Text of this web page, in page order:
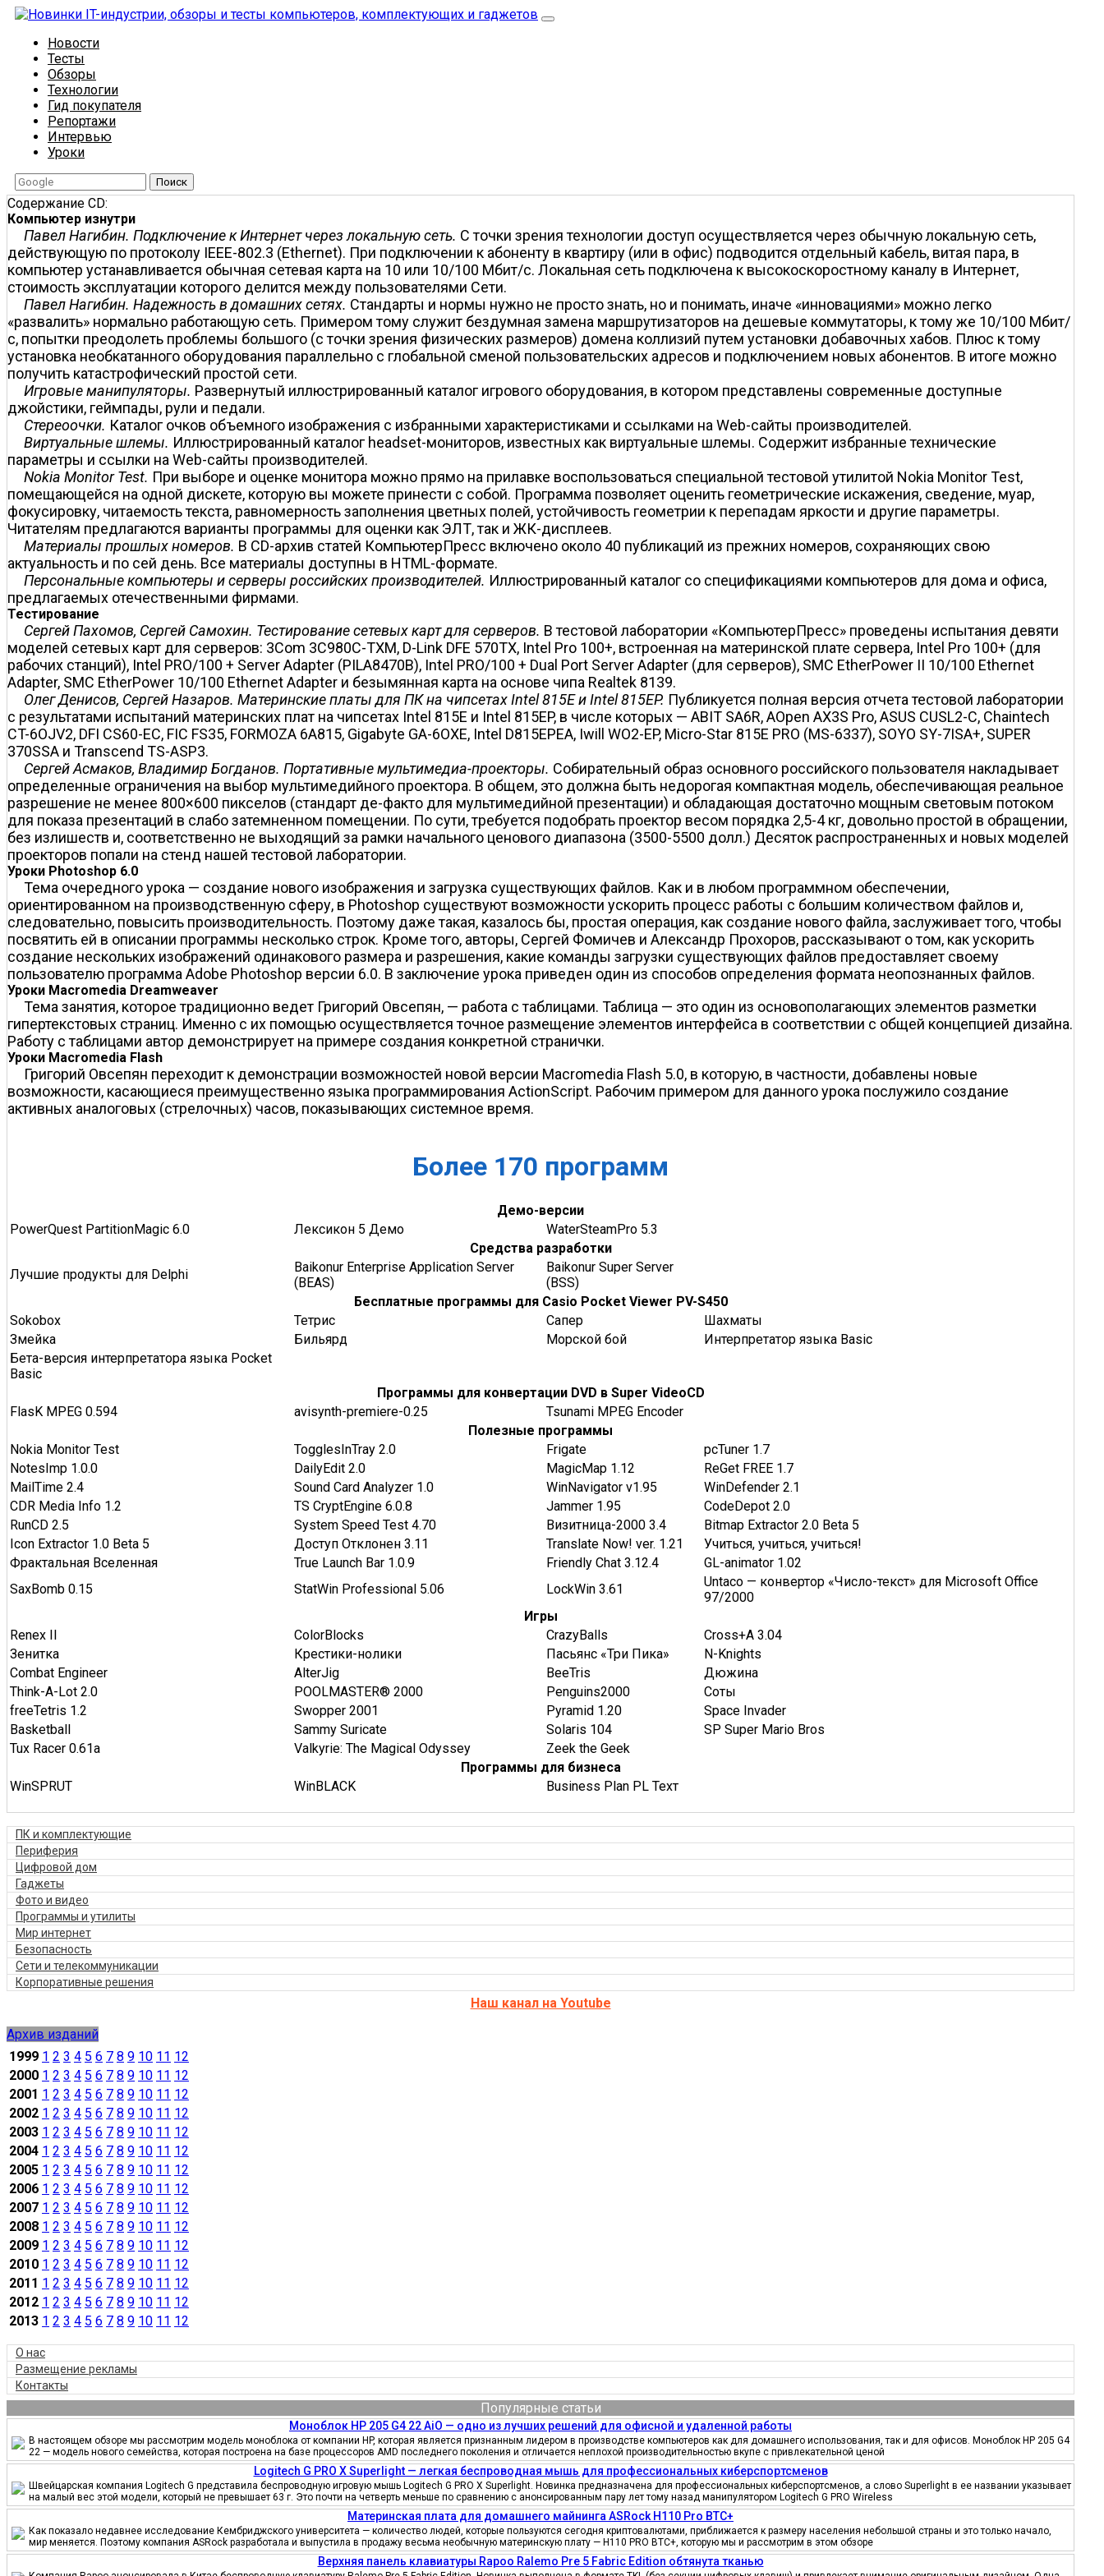
Новости
Тесты
Обзоры
Технологии
Гид покупателя
Репортажи
Интервью
Уроки
Поиск
Содержание CD:
Компьютер изнутри
Павел Нагибин. Подключение к Интернет через локальную сеть. С точки зрения технологии доступ осуществляется через обычную локальную сеть,
действующую по протоколу IEEE-802.3 (Ethernet). При подключении к абоненту в квартиру (или в офис) подводится отдельный кабель, витая пара, в
компьютер устанавливается обычная сетевая карта на 10 или 10/100 Мбит/с. Локальная сеть подключена к высокоскоростному каналу в Интернет,
стоимость эксплуатации которого делится между пользователями Сети.
Павел Нагибин. Надежность в домашних сетях. Стандарты и нормы нужно не просто знать, но и понимать, иначе «инновациями» можно легко
«развалить» нормально работающую сеть. Примером тому служит бездумная замена маршрутизаторов на дешевые коммутаторы, к тому же 10/100 Мбит/
с, попытки преодолеть проблемы большого (с точки зрения физических размеров) домена коллизий путем установки добавочных хабов. Плюс к тому
установка необкатанного оборудования параллельно с глобальной сменой пользовательских адресов и подключением новых абонентов. В итоге можно
получить катастрофический простой сети.
Игровые манипуляторы. Развернутый иллюстрированный каталог игрового оборудования, в котором представлены современные доступные
джойстики, геймпады, рули и педали.
Стереоочки. Каталог очков объемного изображения с избранными характеристиками и ссылками на Web-сайты производителей.
Виртуальные шлемы. Иллюстрированный каталог headset-мониторов, известных как виртуальные шлемы. Содержит избранные технические
параметры и ссылки на Web-сайты производителей.
Nokia Monitor Test. При выборе и оценке монитора можно прямо на прилавке воспользоваться специальной тестовой утилитой Nokia Monitor Test,
помещающейся на одной дискете, которую вы можете принести с собой. Программа позволяет оценить геометрические искажения, сведение, муар,
фокусировку, читаемость текста, равномерность заполнения цветных полей, устойчивость геометрии к перепадам яркости и другие параметры.
Читателям предлагаются варианты программы для оценки как ЭЛТ, так и ЖК-дисплеев.
Материалы прошлых номеров. В CD-архив статей КомпьютерПресс включено около 40 публикаций из прежних номеров, сохраняющих свою
актуальность и по сей день. Все материалы доступны в HTML-формате.
Персональные компьютеры и серверы российских производителей. Иллюстрированный каталог со спецификациями компьютеров для дома и офиса,
предлагаемых отечественными фирмами.
Тестирование
Сергей Пахомов, Сергей Самохин. Тестирование сетевых карт для серверов. В тестовой лаборатории «КомпьютерПресс» проведены испытания девяти
моделей сетевых карт для серверов: 3Com 3C980C-TXM, D-Link DFE 570TX, Intel Pro 100+, встроенная на материнской плате сервера, Intel Pro 100+ (для
рабочих станций), Intel PRO/100 + Server Adapter (PILA8470B), Intel PRO/100 + Dual Port Server Adapter (для серверов), SMC EtherPower II 10/100 Ethernet
Adapter, SMC EtherPower 10/100 Ethernet Adapter и безымянная карта на основе чипа Realtek 8139.
Олег Денисов, Сергей Назаров. Материнские платы для ПК на чипсетах Intel 815E и Intel 815EP. Публикуется полная версия отчета тестовой лаборатории
с результатами испытаний материнских плат на чипсетах Intel 815E и Intel 815EP, в числе которых — ABIT SA6R, AOpen AX3S Pro, ASUS CUSL2-C, Chaintech
CT-6OJV2, DFI CS60-EC, FIC FS35, FORMOZA 6A815, Gigabyte GA-6OXE, Intel D815EPEA, Iwill WO2-EP, Micro-Star 815E PRO (MS-6337), SOYO SY-7ISA+, SUPER
370SSA и Transcend TS-ASP3.
Сергей Асмаков, Владимир Богданов. Портативные мультимедиа-проекторы. Собирательный образ основного российского пользователя накладывает
определенные ограничения на выбор мультимедийного проектора. В общем, это должна быть недорогая компактная модель, обеспечивающая реальное
разрешение не менее 800×600 пикселов (стандарт де-факто для мультимедийной презентации) и обладающая достаточно мощным световым потоком
для показа презентаций в слабо затемненном помещении. По сути, требуется подобрать проектор весом порядка 2,5-4 кг, довольно простой в обращении,
без излишеств и, соответственно не выходящий за рамки начального ценового диапазона (3500-5500 долл.) Десяток распространенных и новых моделей
проекторов попали на стенд нашей тестовой лаборатории.
Уроки Photoshop 6.0
Тема очередного урока — создание нового изображения и загрузка существующих файлов. Как и в любом программном обеспечении,
ориентированном на производственную сферу, в Photoshop существуют возможности ускорить процесс работы с большим количеством файлов и,
следовательно, повысить производительность. Поэтому даже такая, казалось бы, простая операция, как создание нового файла, заслуживает того, чтобы
посвятить ей в описании программы несколько строк. Кроме того, авторы, Сергей Фомичев и Александр Прохоров, рассказывают о том, как ускорить
создание нескольких изображений одинакового размера и разрешения, какие команды загрузки существующих файлов предоставляет своему
пользователю программа Adobe Photoshop версии 6.0. В заключение урока приведен один из способов определения формата неопознанных файлов.
Уроки Macromedia Dreamweaver
Тема занятия, которое традиционно ведет Григорий Овсепян, — работа с таблицами. Таблица — это один из основополагающих элементов разметки
гипертекстовых страниц. Именно с их помощью осуществляется точное размещение элементов интерфейса в соответствии с общей концепцией дизайна.
Работу с таблицами автор демонстрирует на примере создания конкретной странички.
Уроки Macromedia Flash
Григорий Овсепян переходит к демонстрации возможностей новой версии Macromedia Flash 5.0, в которую, в частности, добавлены новые
возможности, касающиеся преимущественно языка программирования ActionScript. Рабочим примером для данного урока послужило создание
активных аналоговых (стрелочных) часов, показывающих системное время.
Более 170 программ
Демо-версии
PowerQuest PartitionMagic 6.0
Лексикон 5 Демо
WaterSteamPro 5.3
Средства разработки
Лучшие продукты для Delphi
Baikonur Enterprise Application Server
(BEAS)
Baikonur Super Server
(BSS)
Бесплатные программы для Casio Pocket Viewer PV-S450
Sokobox
Тетрис Сапер
Шахматы
Змейка
Бильярд Морской бой
Интерпретатор языка Basic
Бета-версия интерпретатора языка Pocket
Basic
Программы для конвертации DVD в Super VideoCD
FlasK MPEG 0.594
avisynth-premiere-0.25
Tsunami MPEG Encoder
Полезные программы
Nokia Monitor Test
TogglesInTray 2.0 Frigate
pcTuner 1.7
NotesImp 1.0.0
DailyEdit 2.0 MagicMap 1.12
ReGet FREE 1.7
MailTime 2.4
Sound Card Analyzer 1.0 WinNavigator v1.95
WinDefender 2.1
CDR Media Info 1.2
TS CryptEngine 6.0.8 Jammer 1.95
CodeDepot 2.0
RunCD 2.5
System Speed Test 4.70 Визитница-2000 3.4
Bitmap Extractor 2.0 Beta 5
Icon Extractor 1.0 Beta 5
Доступ Отклонен 3.11 Translate Now! ver. 1.21
Учиться, учиться, учиться!
Фрактальная Вселенная
True Launch Bar 1.0.9 Friendly Chat 3.12.4
GL-animator 1.02
SaxBomb 0.15
StatWin Professional 5.06 LockWin 3.61
Untaco — конвертор «Число-текст» для Microsoft Office
97/2000
Игры
Renex II
ColorBlocks CrazyBalls
Cross+A 3.04
Зенитка
Крестики-нолики Пасьянс «Три Пика»
N-Knights
Combat Engineer
AlterJig BeeTris
Дюжина
Think-A-Lot 2.0
POOLMASTER® 2000 Penguins2000
Соты
freeTetris 1.2
Swopper 2001 Pyramid 1.20
Space Invader
Basketball
Sammy Suricate Solaris 104
SP Super Mario Bros
Tux Racer 0.61a
Valkyrie: The Magical Odyssey
Zeek the Geek
Программы для бизнеса
WinSPRUT
WinBLACK Business Plan PL Техт
ПК и комплектующие
Периферия
Цифровой дом
Гаджеты
Фото и видео
Программы и утилиты
Мир интернет
Безопасность
Сети и телекоммуникации
Корпоративные решения
Наш канал на Youtube
Архив изданий
1999 1 2 3 4 5 6 7 8 9 10 11 12
2000 1 2 3 4 5 6 7 8 9 10 11 12
2001 1 2 3 4 5 6 7 8 9 10 11 12
2002 1 2 3 4 5 6 7 8 9 10 11 12
2003 1 2 3 4 5 6 7 8 9 10 11 12
2004 1 2 3 4 5 6 7 8 9 10 11 12
2005 1 2 3 4 5 6 7 8 9 10 11 12
2006 1 2 3 4 5 6 7 8 9 10 11 12
2007 1 2 3 4 5 6 7 8 9 10 11 12
2008 1 2 3 4 5 6 7 8 9 10 11 12
2009 1 2 3 4 5 6 7 8 9 10 11 12
2010 1 2 3 4 5 6 7 8 9 10 11 12
2011 1 2 3 4 5 6 7 8 9 10 11 12
2012 1 2 3 4 5 6 7 8 9 10 11 12
2013 1 2 3 4 5 6 7 8 9 10 11 12
О нас
Размещение рекламы
Контакты
Популярные статьи
Моноблок HP 205 G4 22 AiO — одно из лучших решений для офисной и удаленной работы
В настоящем обзоре мы рассмотрим модель моноблока от компании HP, которая является признанным лидером в производстве компьютеров как для домашнего использования, так и для офисов. Моноблок HP 205 G4
22 — модель нового семейства, которая построена на базе процессоров AMD последнего поколения и отличается неплохой производительностью вкупе с привлекательной ценой
Logitech G PRO X Superlight — легкая беспроводная мышь для профессиональных киберспортсменов
Швейцарская компания Logitech G представила беспроводную игровую мышь Logitech G PRO X Superlight. Новинка предназначена для профессиональных киберспортсменов, а слово Superlight в ее названии указывает
на малый вес этой модели, который не превышает 63 г. Это почти на четверть меньше по сравнению с анонсированным пару лет тому назад манипулятором Logitech G PRO Wireless
Материнская плата для домашнего майнинга ASRock H110 Pro BTC+
Как показало недавнее исследование Кембриджского университета — количество людей, которые пользуются сегодня криптовалютами, приближается к размеру населения небольшой страны и это только начало,
мир меняется. Поэтому компания ASRock разработала и выпустила в продажу весьма необычную материнскую плату — H110 PRO BTC+, которую мы и рассмотрим в этом обзоре
Верхняя панель клавиатуры Rapoo Ralemo Pre 5 Fabric Edition обтянута тканью